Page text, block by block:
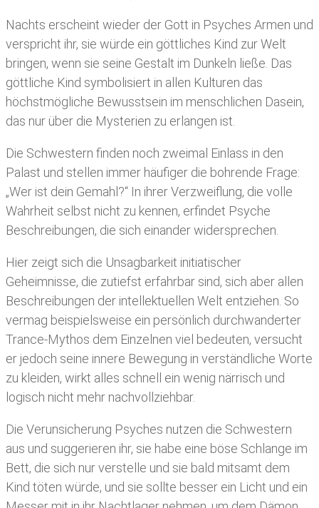
Nachts erscheint wieder der Gott in Psyches Armen und
verspricht ihr, sie würde ein göttliches Kind zur Welt
bringen, wenn sie seine Gestalt im Dunkeln ließe. Das
göttliche Kind symbolisiert in allen Kulturen das
höchstmögliche Bewusstsein im menschlichen Dasein,
das nur über die Mysterien zu erlangen ist.
Die Schwestern finden noch zweimal Einlass in den
Palast und stellen immer häufiger die bohrende Frage:
„Wer ist dein Gemahl?“ In ihrer Verzweiflung, die volle
Wahrheit selbst nicht zu kennen, erfindet Psyche
Beschreibungen, die sich einander widersprechen.
Hier zeigt sich die Unsagbarkeit initiatischer
Geheimnisse, die zutiefst erfahrbar sind, sich aber allen
Beschreibungen der intellektuellen Welt entziehen. So
vermag beispielsweise ein persönlich durchwanderter
Trance-Mythos dem Einzelnen viel bedeuten, versucht
er jedoch seine innere Bewegung in verständliche Worte
zu kleiden, wirkt alles schnell ein wenig närrisch und
logisch nicht mehr nachvollziehbar.
Die Verunsicherung Psyches nutzen die Schwestern
aus und suggerieren ihr, sie habe eine böse Schlange im
Bett, die sich nur verstelle und sie bald mitsamt dem
Kind töten würde, und sie sollte besser ein Licht und ein